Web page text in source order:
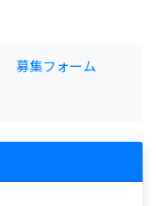
募集フォーム